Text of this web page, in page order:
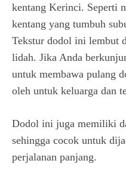
kentang Kerinci. Seperti
kentang yang tumbuh
Tekstur dodol ini lembut
lidah. Jika Anda
untuk membawa pulang
oleh untuk keluarga dan
Dodol ini juga memiliki
sehingga cocok untuk
perjalanan panjang.